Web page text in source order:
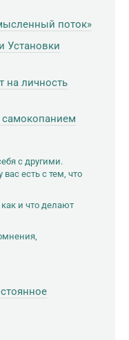
поток»
Установки
на личность
самокопанием
с другими.
вас есть с тем, что
как и что делают